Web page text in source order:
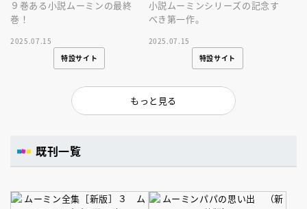
９巻ある小説ムーミンの最終
巻！
2025.07.15
特設サイト
小説ムーミンシリーズの記念す
べき第一作。
2025.07.15
特設サイト
もっと見る
既刊一覧